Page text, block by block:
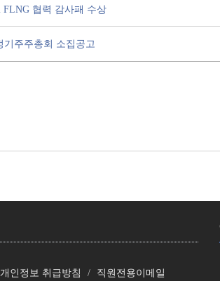
FLNG 협력 감사패 수상
기주주총회 소집공고
개인정보 취급방침 직원전용이메일